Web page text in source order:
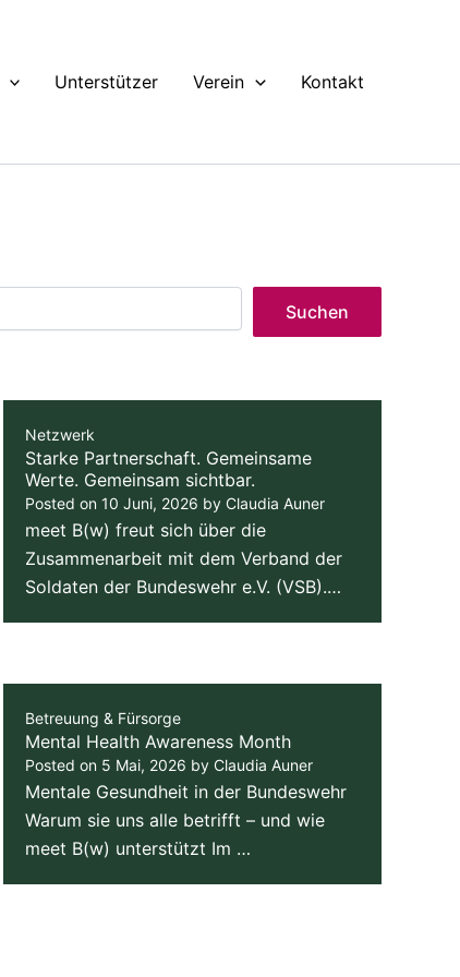
Unterstützer Verein Kontakt
Suchen
Netzwerk
Starke Partnerschaft. Gemeinsame
Werte. Gemeinsam sichtbar.
Posted on 10 Juni, 2026 by Claudia Auner
meet B(w) freut sich über die
Zusammenarbeit mit dem Verband der
Soldaten der Bundeswehr e.V. (VSB).…
Betreuung & Fürsorge
Mental Health Awareness Month
Posted on 5 Mai, 2026 by Claudia Auner
Mentale Gesundheit in der Bundeswehr
Warum sie uns alle betrifft – und wie
meet B(w) unterstützt Im …